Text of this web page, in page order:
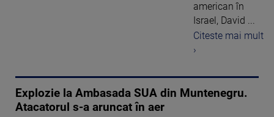
american în
Israel, David ...
Citeste mai mult
›
Explozie la Ambasada SUA din Muntenegru.
Atacatorul s-a aruncat în aer